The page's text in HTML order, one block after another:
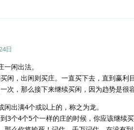
日
闲出法。
闲，出闲则买庄。一直买下去，直到赢利
次，那么接下来继续买闲，因为趋势是很
出满4个或以上的，称之为龙。
3个4个5个一样的庄的时候，你应该继续